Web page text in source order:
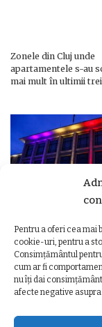
Pentru a oferi cea mai
cookie-uri, pentru a
Consimțământul
cum ar fi
nu îți dai
afecte negative
Zonele din Cluj unde
apartamentele s-au
mai mult în ultimii
Ziua Unirii
– Clădiri și poduri din
iluminate în culorile